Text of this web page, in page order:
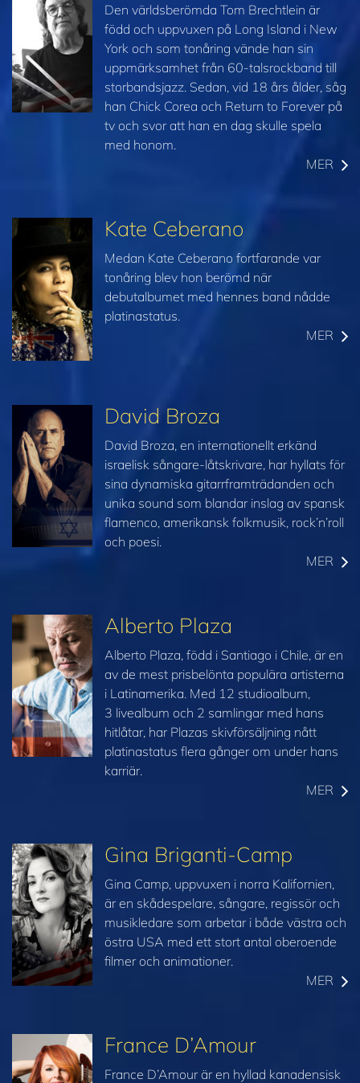
Den världsberömda Tom Brechtlein är
född och uppvuxen på Long Island i New
York och som tonåring vände han sin
uppmärksamhet från 60-talsrockband till
storbandsjazz. Sedan, vid 18 års ålder, såg
han Chick Corea och Return to Forever på
tv och svor att han en dag skulle spela
med honom.
MER
Kate Ceberano
Medan Kate Ceberano fortfarande var
tonåring blev hon berömd när
debutalbumet med hennes band nådde
platinastatus.
MER
David Broza
David Broza, en internationellt erkänd
israelisk sångare-låtskrivare, har hyllats för
sina dynamiska gitarrframträdanden och
unika sound som blandar inslag av spansk
flamenco, amerikansk folkmusik, rock’n’roll
och poesi.
MER
Alberto Plaza
Alberto Plaza, född i Santiago i Chile, är en
av de mest prisbelönta populära artisterna
i Latinamerika. Med 12 studioalbum,
3 livealbum och 2 samlingar med hans
hitlåtar, har Plazas skivförsäljning nått
platinastatus flera gånger om under hans
karriär.
MER
Gina Briganti-Camp
Gina Camp, uppvuxen i norra Kalifornien,
är en skådespelare, sångare, regissör och
musikledare som arbetar i både västra och
östra USA med ett stort antal oberoende
filmer och animationer.
MER
France D’Amour
France D’Amour är en hyllad kanadensisk